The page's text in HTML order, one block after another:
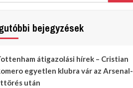
bejegyzések
átigazolási hírek – Cristian
egyetlen klubra vár az Arsenal-
után